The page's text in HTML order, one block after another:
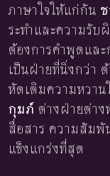
ภาษาใจให้แก่กัน
ระทำและความรับ
ต้องการคำพูดแล
เป็นฝ่ายที่นิ่งกว่า
หัดเติมความหวา
กุมภ์ ต่างฝ่ายต่าง
สื่อสาร ความสัมพั
แข็งแกร่งที่สุด